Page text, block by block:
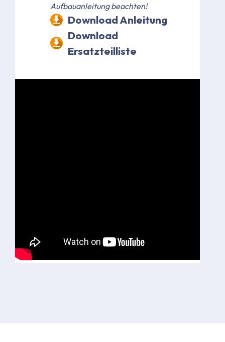
Aufbauanleitung beachten!
Download Anleitung
Download
Ersatzteilliste